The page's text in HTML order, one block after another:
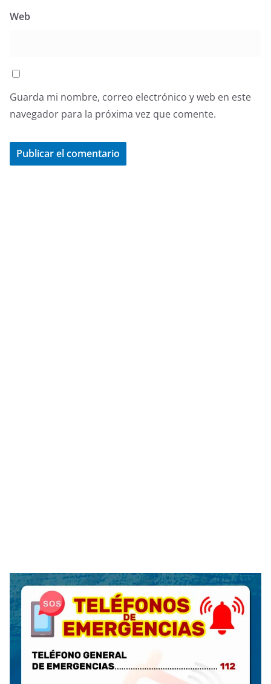
Web
Guarda mi nombre, correo electrónico y web en este
navegador para la próxima vez que comente.